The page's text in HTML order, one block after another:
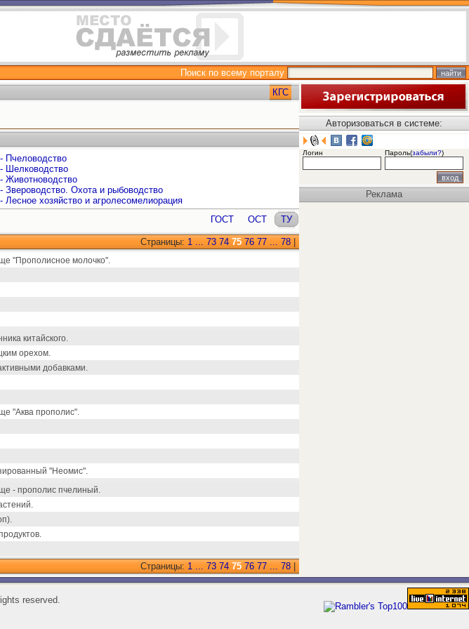
Поиск по всему порталу
КГС
Пчеловодство
Шелководство
Животноводство
Звероводство. Охота и рыбоводство
Лесное хозяйство и агролесомелиорация
ГОСТ ОСТ ТУ
Страницы: 1 ... 73 74 75 76 77 ... 78
"Прополисное молочко".
китайского.
орехом.
добавками.
"Аква прополис".
"Неомис".
- прополис пчелиный.
Страницы: 1 ... 73 74 75 76 77 ... 78
Авторизоваться в системе:
Логин Пароль(забыли?)
Реклама
reserved.